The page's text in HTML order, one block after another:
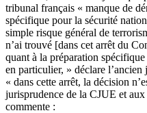
tribunal français « manque de
spécifique pour la sécurité
simple risque général de
n’ai trouvé [dans cet arrêt du
quant à la préparation
en particulier, » déclare
« dans cette arrêt, la décision
jurisprudence de la CJUE et
commente :